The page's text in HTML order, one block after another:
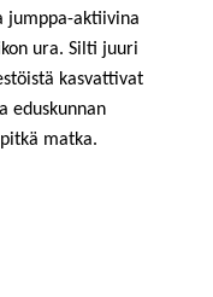
jumppa-aktiivina
ura. Silti juuri
kasvattivat
eduskunnan
matka.